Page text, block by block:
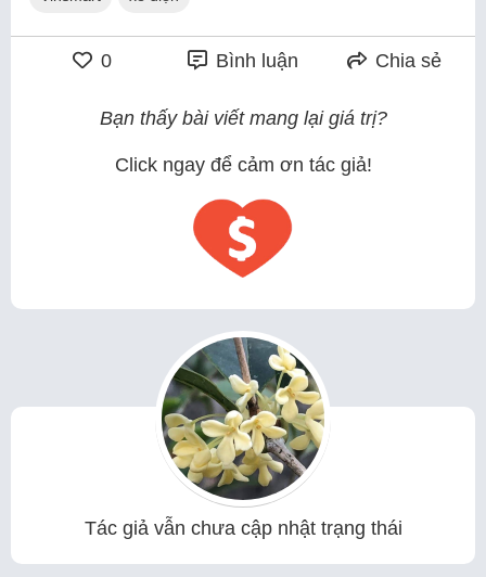
0 Bình luận Chia sẻ
Bạn thấy bài viết mang lại giá trị?
Click ngay để cảm ơn tác giả!
Tác giả vẫn chưa cập nhật trạng thái